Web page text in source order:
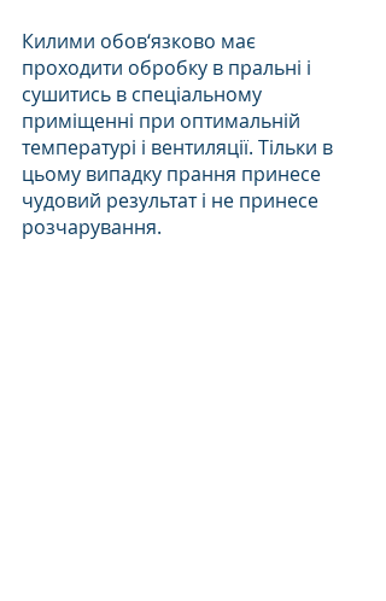
Килими обов‘язково має
проходити обробку в пральні і
сушитись в спеціальному
приміщенні при оптимальній
температурі і вентиляції. Тільки в
цьому випадку прання принесе
чудовий результат і не принесе
розчарування.